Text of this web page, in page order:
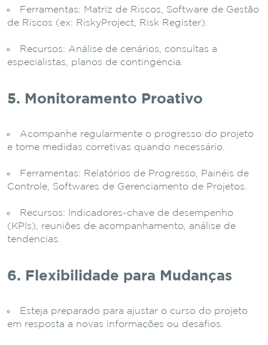
Ferramentas: Matriz de Riscos, Software de Gestão
de Riscos (ex: RiskyProject, Risk Register).
Recursos: Análise de cenários, consultas a
especialistas, planos de contingência.
5. Monitoramento Proativo
Acompanhe regularmente o progresso do projeto
e tome medidas corretivas quando necessário.
Ferramentas: Relatórios de Progresso, Painéis de
Controle, Softwares de Gerenciamento de Projetos.
Recursos: Indicadores-chave de desempenho
(KPIs), reuniões de acompanhamento, análise de
tendências.
6. Flexibilidade para Mudanças
Esteja preparado para ajustar o curso do projeto
em resposta a novas informações ou desafios.